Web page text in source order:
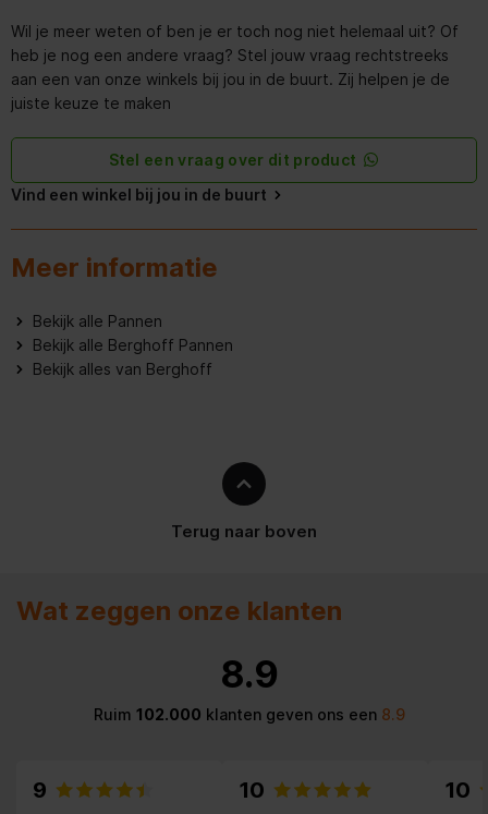
Wil je meer weten of ben je er toch nog niet helemaal uit? Of
heb je nog een andere vraag? Stel jouw vraag rechtstreeks
aan een van onze winkels bij jou in de buurt. Zij helpen je de
juiste keuze te maken
Stel een vraag over dit product
Vind een winkel bij jou in de buurt
Meer informatie
Bekijk alle Pannen
Bekijk alle Berghoff Pannen
Bekijk alles van Berghoff
Terug naar boven
Wat zeggen onze klanten
8.9
Ruim 102.000 klanten geven ons een8.9
9 10 10